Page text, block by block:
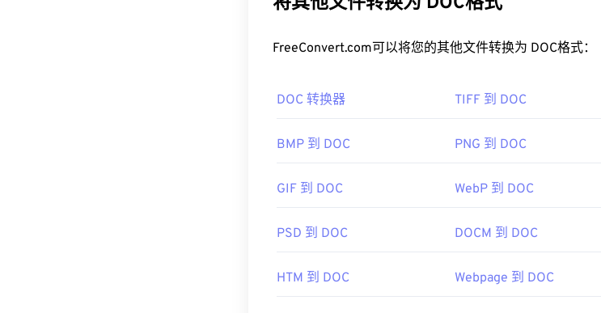
FreeConvert.com可以将您的其他文件转换为 DOC格式：
DOC 转换器 TIFF 到 DOC
BMP 到 DOC PNG 到 DOC
GIF 到 DOC WebP 到 DOC
PSD 到 DOC DOCM 到 DOC
HTM 到 DOC Webpage 到 DOC